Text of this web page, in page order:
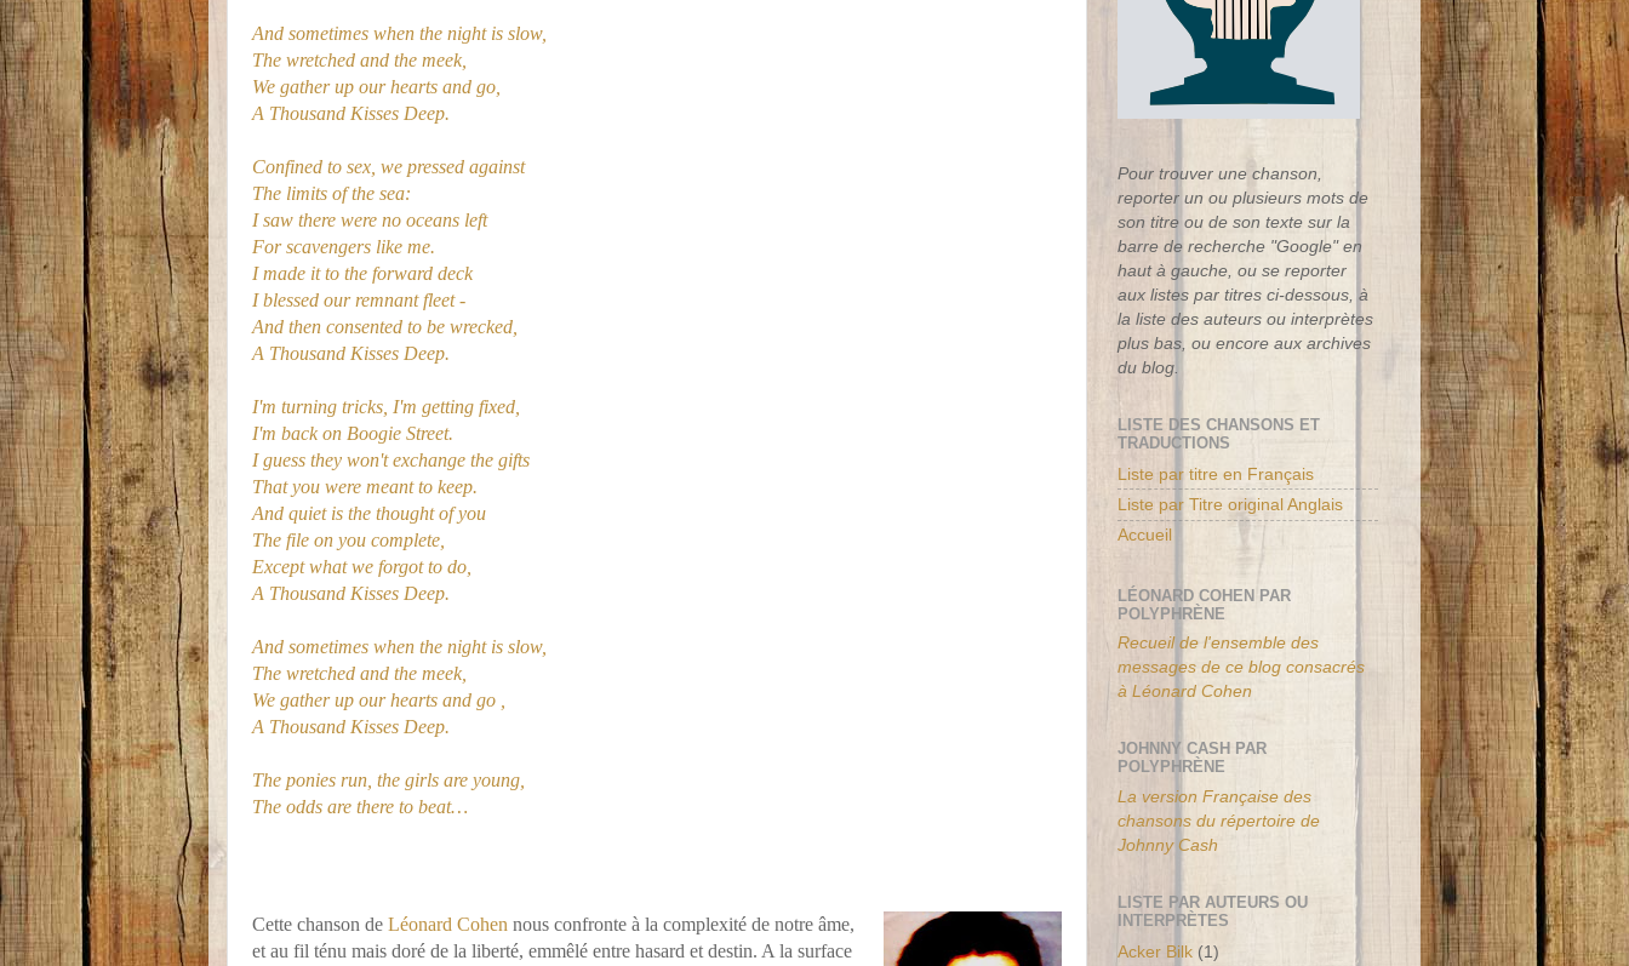
And sometimes when the night is slow,
The wretched and the meek,
We gather up our hearts and go,
A Thousand Kisses Deep.
Confined to sex, we pressed against
The limits of the sea:
I saw there were no oceans left
For scavengers like me.
I made it to the forward deck
I blessed our remnant fleet -
And then consented to be wrecked,
A Thousand Kisses Deep.
I'm turning tricks, I'm getting fixed,
I'm back on Boogie Street.
I guess they won't exchange the gifts
That you were meant to keep.
And quiet is the thought of you
The file on you complete,
Except what we forgot to do,
A Thousand Kisses Deep.
And sometimes when the night is slow,
The wretched and the meek,
We gather up our hearts and go ,
A Thousand Kisses Deep.
The ponies run, the girls are young,
The odds are there to beat…
Cette chanson de Léonard Cohen nous confronte à la complexité de notre âme,
et au fil ténu mais doré de la liberté, emmêlé entre hasard et destin. A la surface
Pour trouver une chanson,
reporter un ou plusieurs mots de
son titre ou de son texte sur la
barre de recherche "Google" en
haut à gauche, ou se reporter
aux listes par titres ci-dessous, à
la liste des auteurs ou interprètes
plus bas, ou encore aux archives
du blog.
LISTE DES CHANSONS ET
TRADUCTIONS
Liste par titre en Français
Liste par Titre original Anglais
Accueil
LÉONARD COHEN PAR
POLYPHRÈNE
Recueil de l'ensemble des
messages de ce blog consacrés
à Léonard Cohen
JOHNNY CASH PAR
POLYPHRÈNE
La version Française des
chansons du répertoire de
Johnny Cash
LISTE PAR AUTEURS OU
INTERPRÈTES
Acker Bilk (1)